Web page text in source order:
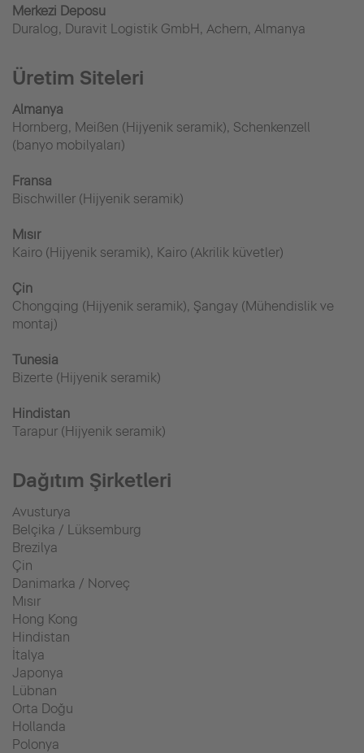
Merkezi Deposu
Duralog, Duravit Logistik GmbH, Achern, Almanya
Üretim Siteleri
Almanya
Hornberg, Meißen (Hijyenik seramik), Schenkenzell
(banyo mobilyaları)
Fransa
Bischwiller (Hijyenik seramik)
Mısır
Kairo (Hijyenik seramik), Kairo (Akrilik küvetler)
Çin
Chongqing (Hijyenik seramik), Şangay (Mühendislik ve
montaj)
Tunesia
Bizerte (Hijyenik seramik)
Hindistan
Tarapur (Hijyenik seramik)
Dağıtım Şirketleri
Avusturya
Belçika / Lüksemburg
Brezilya
Çin
Danimarka / Norveç
Mısır
Hong Kong
Hindistan
İtalya
Japonya
Lübnan
Orta Doğu
Hollanda
Polonya